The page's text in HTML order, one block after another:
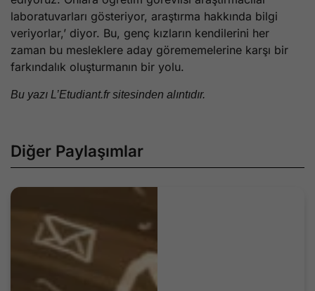
laboratuvarları gösteriyor, araştırma hakkında bilgi
veriyorlar,’ diyor. Bu, genç kızların kendilerini her
zaman bu mesleklere aday görememelerine karşı bir
farkındalık oluşturmanın bir yolu.
Bu yazı L’Etudiant.fr sitesinden alıntıdır.
Diğer Paylaşımlar